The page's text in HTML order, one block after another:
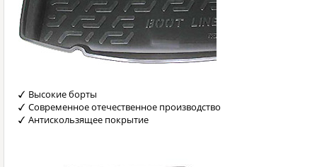
Высокие борты
Современное отечественное производство
Антискользящее покрытие